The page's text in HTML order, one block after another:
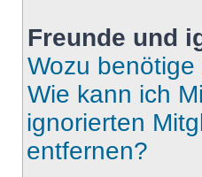
Freunde und
Wozu
Wie kann ich
ignorierten
entfernen?